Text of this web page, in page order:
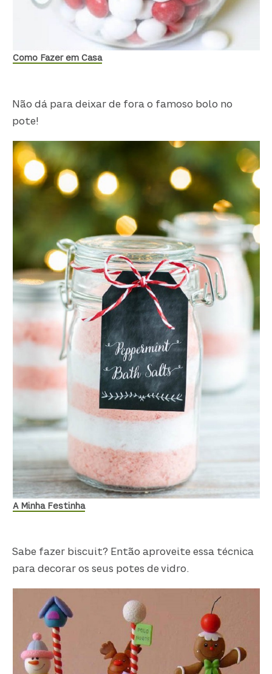
Como Fazer em Casa
Não dá para deixar de fora o famoso bolo no
pote!
A Minha Festinha
Sabe fazer biscuit? Então aproveite essa técnica
para decorar os seus potes de vidro.